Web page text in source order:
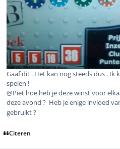
Gaaf dit . Het kan nog steeds dus . Ik
spelen !
@Piet hoe heb je deze winst voor
deze avond ? Heb je enige invloed
gebruikt ?
Citeren